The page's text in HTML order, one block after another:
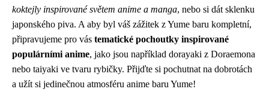
koktejly inspirované světem anime a manga, nebo si dát sklenku
japonského piva. A aby byl váš zážitek z Yume baru kompletní,
připravujeme pro vás tematické pochoutky inspirované
populárními anime, jako jsou například dorayaki z Doraemona
nebo taiyaki ve tvaru rybičky. Přijďte si pochutnat na dobrotách
a užít si jedinečnou atmosféru anime baru Yume!